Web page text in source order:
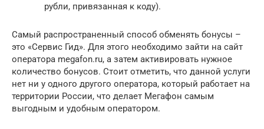
рубли, привязанная к коду).
Самый распространенный способ обменять бонусы –
это «Сервис Гид». Для этого необходимо зайти на сайт
оператора megafon.ru, а затем активировать нужное
количество бонусов. Стоит отметить, что данной услуги
нет ни у одного другого оператора, который работает на
территории России, что делает Мегафон самым
выгодным и удобным оператором.